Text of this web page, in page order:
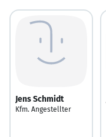
Jens Schmidt
Kfm. Angestellter